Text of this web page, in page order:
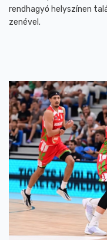
rendhagyó helyszínen
zenével.